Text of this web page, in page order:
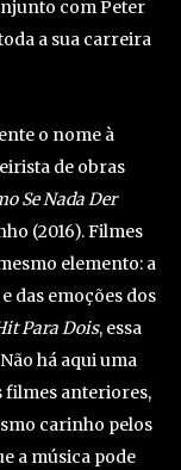
com Peter
a sua carreira
o nome à
de obras
Se Nada Der
(2016). Filmes
elemento: a
das emoções dos
Para Dois, essa
há aqui uma
filmes anteriores,
carinho pelos
a música pode